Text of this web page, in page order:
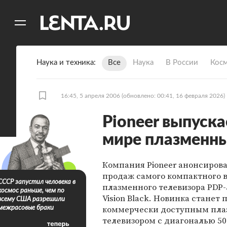
Наука и техника Все Наука В России
16:45, 5 апреля 2006 (обновлено: 00:41, 16 февраля 2026)
Pioneer
мире
Компания Pioneer
продаж самого компактного
плазменного телевизора
Vision Black. Новинка станет
коммерчески доступным
телевизором с диагональю
запустил человека в
раньше, чем по
США разрешили
браки